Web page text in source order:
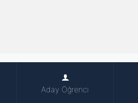
Aday Öğrenci